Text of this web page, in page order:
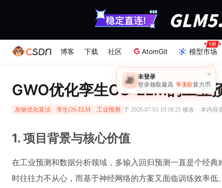
博客 下载 社区 AtomGit 模型市场
×
🎁 未登录
登录领取最高 ￥30 算力币
GWO优化孪生OS-ELM的工业
灰狼优化算法 孪生OS-ELM 工业预测 于 2026-07-03 10:18:25 修改· 本内容
1. 项目背景与核心价值
在工业预测和数据分析领域，多输入回归预测一直是个经
时往往力不从心，而基于神经网络的方案又面临训练效率